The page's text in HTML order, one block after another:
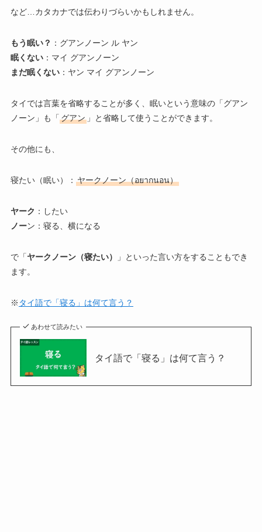
など…カタカナでは伝わりづらいかもしれません。
もう眠い？ ：グアンノーン ル ヤン
眠くない：マイ グアンノーン
まだ眠くない：ヤン マイ グアンノーン
タイでは言葉を省略することが多く、眠いという意味の「グアン
ノーン」も「 グアン」と省略して使うことができます。
その他にも、
寝たい（眠い）： ヤークノーン（อยากนอน）
ヤーク ：したい
ノーン：寝る、横になる
で「ヤークノーン（寝たい）
」といった言い方をすることもでき
ます。
※ タイ語で「寝る」は何て言う？
あわせて読みたい
タイ語で「寝る」は何て言う？